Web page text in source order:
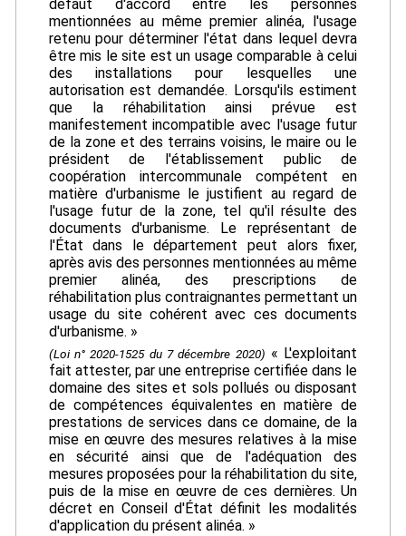
défaut d'accord entre les personnes
mentionnées au même premier alinéa, l'usage
retenu pour déterminer l'état dans lequel devra
être mis le site est un usage comparable à celui
des installations pour lesquelles une
autorisation est demandée. Lorsqu'ils estiment
que la réhabilitation ainsi prévue est
manifestement incompatible avec l'usage futur
de la zone et des terrains voisins, le maire ou le
président de l'établissement public de
coopération intercommunale compétent en
matière d'urbanisme le justifient au regard de
l'usage futur de la zone, tel qu'il résulte des
documents d'urbanisme. Le représentant de
l'État dans le département peut alors fixer,
après avis des personnes mentionnées au même
premier alinéa, des prescriptions de
réhabilitation plus contraignantes permettant un
usage du site cohérent avec ces documents
d'urbanisme. »
(Loi n° 2020-1525 du 7 décembre 2020) « L'exploitant
fait attester, par une entreprise certifiée dans le
domaine des sites et sols pollués ou disposant
de compétences équivalentes en matière de
prestations de services dans ce domaine, de la
mise en œuvre des mesures relatives à la mise
en sécurité ainsi que de l'adéquation des
mesures proposées pour la réhabilitation du site,
puis de la mise en œuvre de ces dernières. Un
décret en Conseil d'État définit les modalités
d'application du présent alinéa. »